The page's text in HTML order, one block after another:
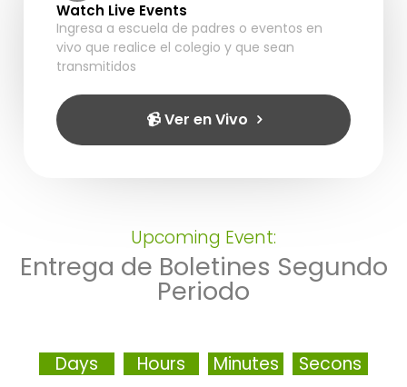
Watch Live Events
Ingresa a escuela de padres o eventos en
vivo que realice el colegio y que sean
transmitidos
📹 Ver en Vivo
Upcoming Event:
Entrega de Boletines Segundo
Periodo
Days Hours Minutes Secons